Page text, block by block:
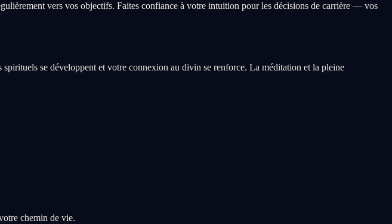
vers vos objectifs. Faites confiance à votre intuition pour les décisions de carrière — vos
se développent et votre connexion au divin se renforce. La méditation et la pleine
chemin de vie.